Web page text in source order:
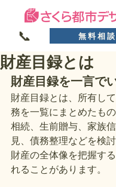
📞 無料相談
財産目録とは
財産目録を一言で
財産目録とは、所有し
務を一覧にまとめたもの
相続、生前贈与、家族
見、債務整理などを検
財産の全体像を把握す
れることがあります。